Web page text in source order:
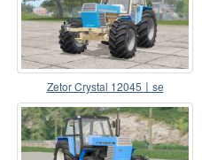
Zetor Crystal 12045〡se